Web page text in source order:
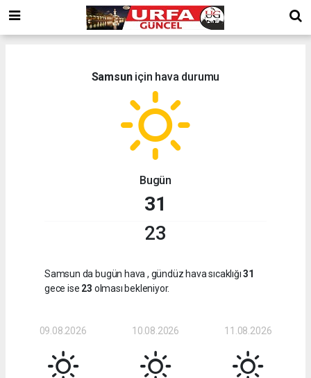
Samsuniçin hava durumu
Bugün
31
23
Samsun da bugün hava , gündüz hava sıcaklığı31
gece ise 23 olması bekleniyor.
09.08.2026 10.08.2026 11.08.2026